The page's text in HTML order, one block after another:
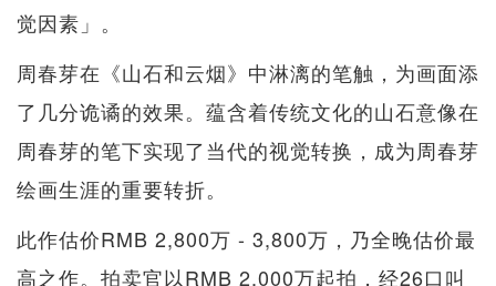
觉因素」。
周春芽在《山石和云烟》中淋漓的笔触，为画面添
了几分诡谲的效果。蕴含着传统文化的山石意像在
周春芽的笔下实现了当代的视觉转换，成为周春芽
绘画生涯的重要转折。
此作估价RMB 2,800万 - 3,800万，乃全晚估价最
高之作。拍卖官以RMB 2,000万起拍，经26口叫